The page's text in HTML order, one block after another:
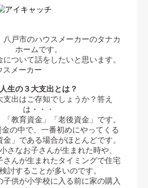
八戸市のハウスメーカーのタナカ
ホームです。
ついて話をしたいと思います。
人生の３大支出とは？
支出はご存知でしょうか？答え
は・・・
「教育資金」「老後資金」です。
金の中で、一番初めにやってくる
」である場合がほとんどです。
さなお子さんが生まれた時や、
さんが生まれたタイミングで住宅
討することが多いのです。
子供が小学校に入る前に家の購入